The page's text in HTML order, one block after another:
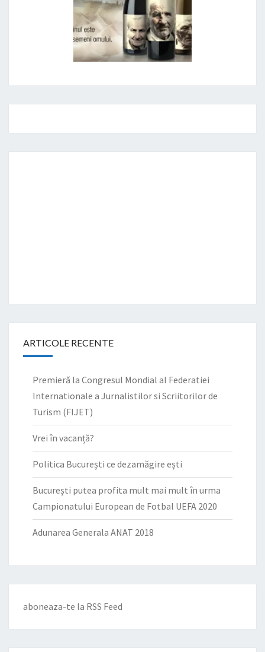
ARTICOLE RECENTE
Premieră la Congresul Mondial al Federatiei
Internationale a Jurnalistilor si Scriitorilor de
Turism (FIJET)
Vrei în vacanță?
Politica București ce dezamăgire ești
București putea profita mult mai mult în urma
Campionatului European de Fotbal UEFA 2020
Adunarea Generala ANAT 2018
aboneaza-te la RSS Feed